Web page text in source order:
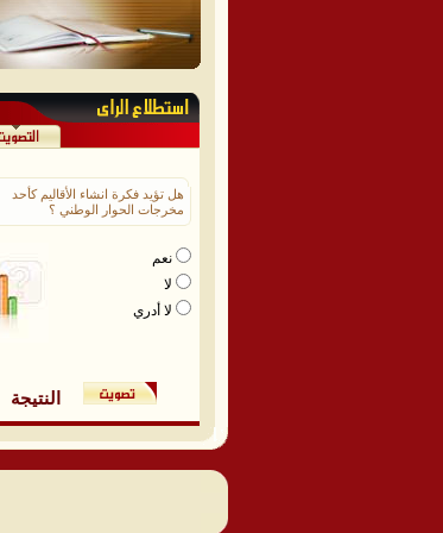
هل تؤيد فكرة انشاء الأقاليم كأحد
مخرجات الحوار الوطني ؟
نعم
لا
لا أدري
النتيجة